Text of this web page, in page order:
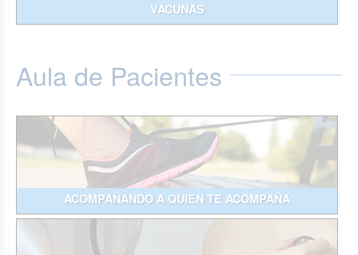
VACUNAS
Aula de Pacientes
ACOMPAÑANDO A QUIEN TE ACOMPAÑA